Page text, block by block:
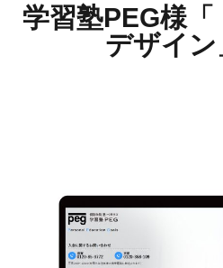
学習塾PEG様
デザイン